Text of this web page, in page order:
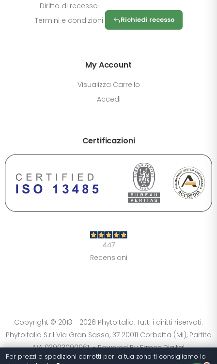
Diritto di recesso
Termini e condizioni
Richiedi recesso
My Account
Visualizza Carrello
Accedi
Certificazioni
447
Recensioni
Copyright © 2013 - 2026 Phytoitalia, Tutti i diritti riservati.
Phytoitalia S.r.l Via Gran Sasso, 37 20011 Corbetta (MI), Partita
IVA 03903090961. - Powered ByErmes Digital
DIMENSIONE TESTO
Chiaro
Ripristina impostazioni
Per prezzi e spedizioni corretti per la tua zona ti consigliamo lo